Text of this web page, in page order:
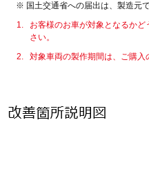
※ 国土交通省への届出は、製造元
1.
お客様のお車が対象となるかど
さい。
2.
対象車両の製作期間は、ご購入